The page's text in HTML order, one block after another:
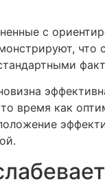
с
время как